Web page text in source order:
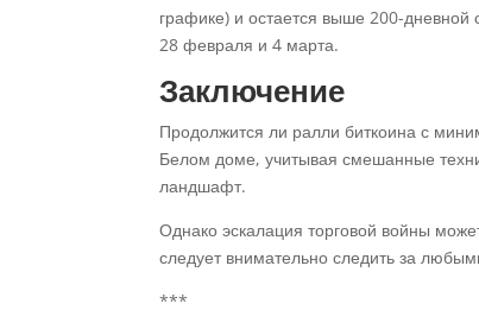
графике) и остается выше 200-
28 февраля и 4 марта.
Заключение
Продолжится ли ралли биткоина с
Белом доме, учитывая смешанные
ландшафт.
Однако эскалация торговой войны
следует внимательно следить за
***